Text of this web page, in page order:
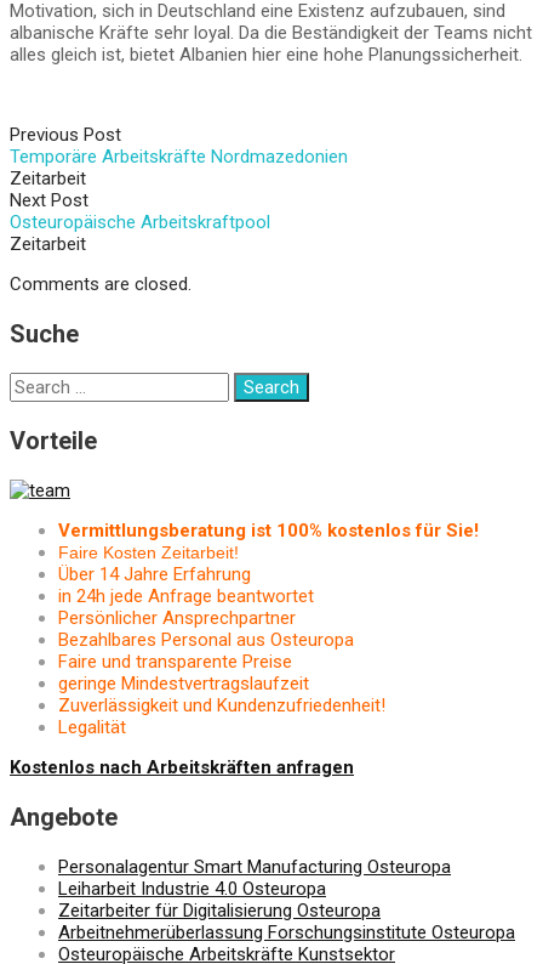
Motivation, sich in Deutschland eine Existenz aufzubauen, sind
albanische Kräfte sehr loyal. Da die Beständigkeit der Teams nicht
alles gleich ist, bietet Albanien hier eine hohe Planungssicherheit.
Previous Post
Temporäre Arbeitskräfte Nordmazedonien
Zeitarbeit
Next Post
Osteuropäische Arbeitskraftpool
Zeitarbeit
Comments are closed.
Suche
Vorteile
Vermittlungsberatung ist 100% kostenlos für Sie!
Faire Kosten Zeitarbeit!
Über 14 Jahre Erfahrung
in 24h jede Anfrage beantwortet
Persönlicher Ansprechpartner
Bezahlbares Personal aus Osteuropa
Faire und transparente Preise
geringe Mindestvertragslaufzeit
Zuverlässigkeit und Kundenzufriedenheit!
Legalität
Kostenlos nach Arbeitskräften anfragen
Angebote
Personalagentur Smart Manufacturing Osteuropa
Leiharbeit Industrie 4.0 Osteuropa
Zeitarbeiter für Digitalisierung Osteuropa
Arbeitnehmerüberlassung Forschungsinstitute Osteuropa
Osteuropäische Arbeitskräfte Kunstsektor